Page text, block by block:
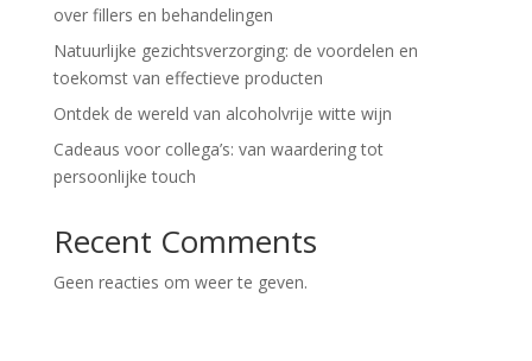
over fillers en behandelingen
Natuurlijke gezichtsverzorging: de voordelen en
toekomst van effectieve producten
Ontdek de wereld van alcoholvrije witte wijn
Cadeaus voor collega’s: van waardering tot
persoonlijke touch
Recent Comments
Geen reacties om weer te geven.